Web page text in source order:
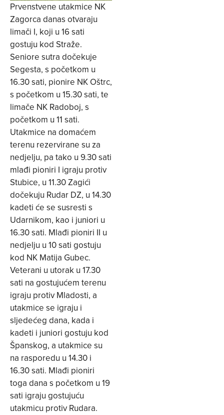
Prvenstvene utakmice NK
Zagorca danas otvaraju
limači I, koji u 16 sati
gostuju kod Straže.
Seniore sutra dočekuje
Segesta, s početkom u
16.30 sati, pionire NK Oštrc,
s početkom u 15.30 sati, te
limače NK Radoboj, s
početkom u 11 sati.
Utakmice na domaćem
terenu rezervirane su za
nedjelju, pa tako u 9.30 sati
mlađi pioniri I igraju protiv
Stubice, u 11.30 Zagići
dočekuju Rudar DZ, u 14.30
kadeti će se susresti s
Udarnikom, kao i juniori u
16.30 sati. Mlađi pioniri II u
nedjelju u 10 sati gostuju
kod NK Matija Gubec.
Veterani u utorak u 17.30
sati na gostujućem terenu
igraju protiv Mladosti, a
utakmice se igraju i
sljedećeg dana, kada i
kadeti i juniori gostuju kod
Španskog, a utakmice su
na rasporedu u 14.30 i
16.30 sati. Mlađi pioniri
toga dana s početkom u 19
sati igraju gostujuću
utakmicu protiv Rudara.